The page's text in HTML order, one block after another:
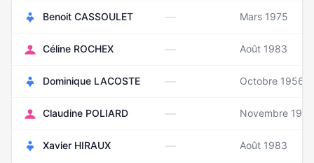
Benoit CASSOULET — Mars 1975
Céline ROCHEX — Août 1983
Dominique LACOSTE — Octobre 1956
Claudine POLIARD — Novembre 1968
Xavier HIRAUX — Août 1983